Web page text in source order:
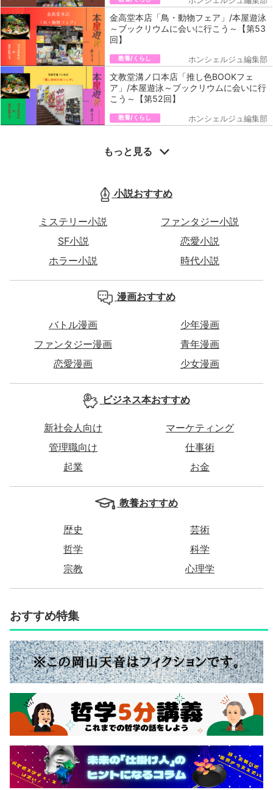
金高堂本店「鳥・動物フェア」/本屋遊泳
～ブックリウムに会いに行こう～【第53
回】
教養/くらし ホンシェルジュ編集部
文教堂溝ノ口本店「推し色BOOKフェ
ア」/本屋遊泳～ブックリウムに会いに行
こう～【第52回】
教養/くらし ホンシェルジュ編集部
もっと見る
小説おすすめ
ミステリー小説
ファンタジー小説
SF小説
恋愛小説
ホラー小説
時代小説
漫画おすすめ
バトル漫画
少年漫画
ファンタジー漫画
青年漫画
恋愛漫画
少女漫画
ビジネス本おすすめ
新社会人向け
マーケティング
管理職向け
仕事術
起業
お金
教養おすすめ
歴史
芸術
哲学
科学
宗教
心理学
おすすめ特集